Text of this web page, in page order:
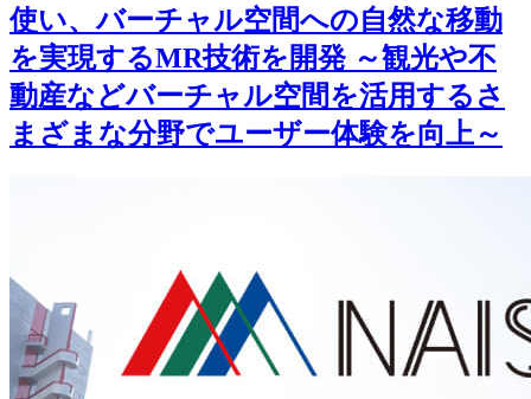
使い、バーチャル空間への自然な移動
を実現するMR技術を開発 ～観光や不
動産などバーチャル空間を活用するさ
まざまな分野でユーザー体験を向上～